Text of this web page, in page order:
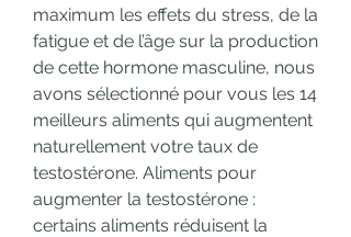
maximum les effets du stress, de la
fatigue et de l’âge sur la production
de cette hormone masculine, nous
avons sélectionné pour vous les 14
meilleurs aliments qui augmentent
naturellement votre taux de
testostérone. Aliments pour
augmenter la testostérone :
certains aliments réduisent la